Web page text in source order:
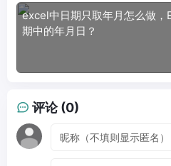
excel中日期只取年月怎么做，
期中的年月日？
评论 (0)